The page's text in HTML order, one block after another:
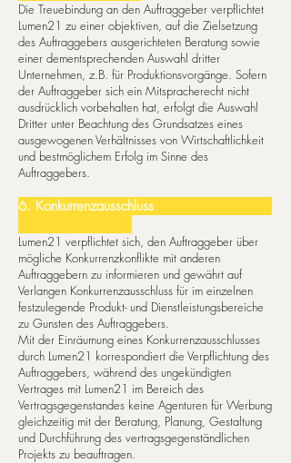
Die Treuebindung an den Auftraggeber verpflichtet
Lumen21 zu einer objektiven, auf die Zielsetzung
des Auftraggebers ausgerichteten Beratung sowie
einer dementsprechenden Auswahl dritter
Unternehmen, z.B. für Produktionsvorgänge. Sofern
der Auftraggeber sich ein Mitspracherecht nicht
ausdrücklich vorbehalten hat, erfolgt die Auswahl
Dritter unter Beachtung des Grundsatzes eines
ausgewogenen Verhältnisses von Wirtschaftlichkeit
und bestmöglichem Erfolg im Sinne des
Auftraggebers.
6. Konkurrenzausschluss
Lumen21 verpflichtet sich, den Auftraggeber über
mögliche Konkurrenzkonflikte mit anderen
Auftraggebern zu informieren und gewährt auf
Verlangen Konkurrenzausschluss für im einzelnen
festzulegende Produkt- und Dienstleistungsbereiche
zu Gunsten des Auftraggebers.
Mit der Einräumung eines Konkurrenzausschlusses
durch Lumen21 korrespondiert die Verpflichtung des
Auftraggebers, während des ungekündigten
Vertrages mit Lumen21 im Bereich des
Vertragsgegenstandes keine Agenturen für Werbung
gleichzeitig mit der Beratung, Planung, Gestaltung
und Durchführung des vertragsgegenständlichen
Projekts zu beauftragen.